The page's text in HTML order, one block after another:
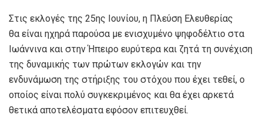
Στις εκλογές της 25ης Ιουνίου, η Πλεύση Ελευθερίας
θα είναι ηχηρά παρούσα με ενισχυμένο ψηφοδέλτιο στα
Ιωάννινα και στην Ήπειρο ευρύτερα και ζητά τη συνέχιση
της δυναμικής των πρώτων εκλογών και την
ενδυνάμωση της στήριξης του στόχου που έχει τεθεί, ο
οποίος είναι πολύ συγκεκριμένος και θα έχει αρκετά
θετικά αποτελέσματα εφόσον επιτευχθεί.